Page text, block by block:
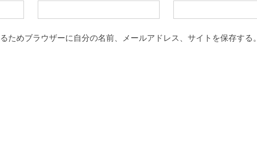
ためブラウザーに自分の名前、メールアドレス、サイトを保存する。